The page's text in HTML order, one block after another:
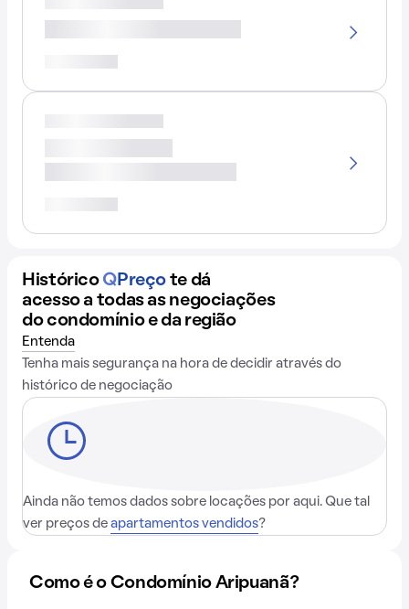
Histórico QPreço te dá
acesso a todas as negociações
do condomínio e da região
Entenda
Tenha mais segurança na hora de decidir através do
histórico de negociação
Ainda não temos dados sobre locações por aqui. Que tal
ver preços de apartamentos vendidos?
Como é o Condomínio Aripuanã?